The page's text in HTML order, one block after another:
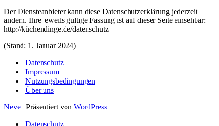
Der Diensteanbieter kann diese Datenschutzerklärung jederzeit
ändern. Ihre jeweils gültige Fassung ist auf dieser Seite einsehbar:
http://küchendinge.de/datenschutz
(Stand: 1. Januar 2024)
Datenschutz
Impressum
Nutzungsbedingungen
Über uns
Neve | Präsentiert von WordPress
Datenschutz